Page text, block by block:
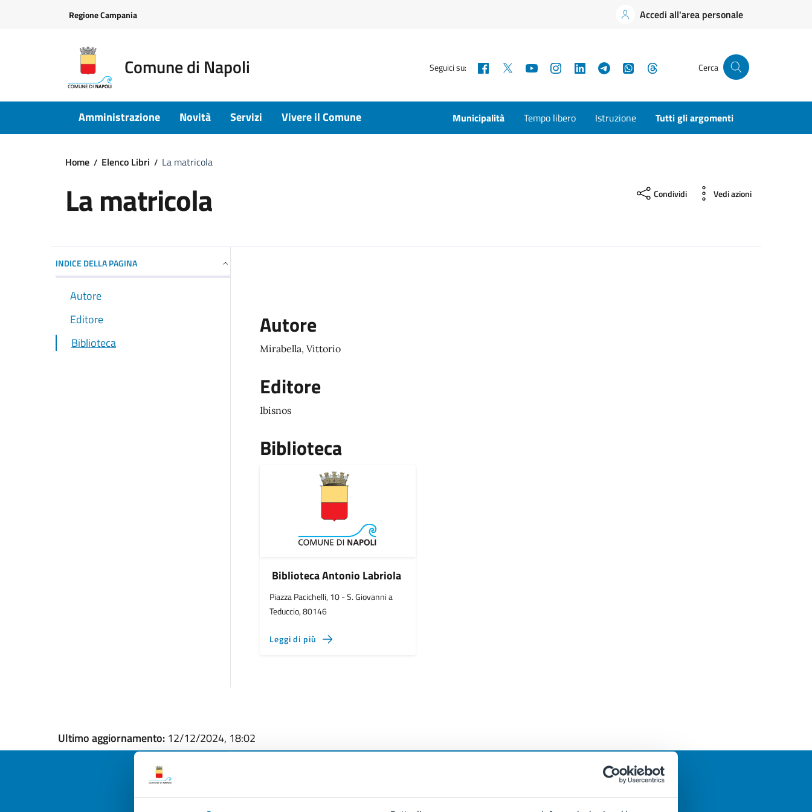
Regione Campania Accedi all'area personale
Comune di Napoli Seguici su: Facebook YouTubeInstagramLinkedInTelegramWhatsApp Cerca
Amministrazione Novità Servizi Vivere il Comune Municipalità Tempo libero Istruzione Tutti gli argomenti
Home Elenco Libri La matricola
La matricola Condividi Vedi azioni
INDICE DELLA PAGINA
Autore
Editore
Biblioteca
Autore
Mirabella, Vittorio
Editore
Ibisnos
Biblioteca
Biblioteca Antonio Labriola
Piazza Pacichelli, 10 - S. Giovanni a
Teduccio, 80146
Leggi di più
Ultimo aggiornamento: 12/12/2024, 18:02